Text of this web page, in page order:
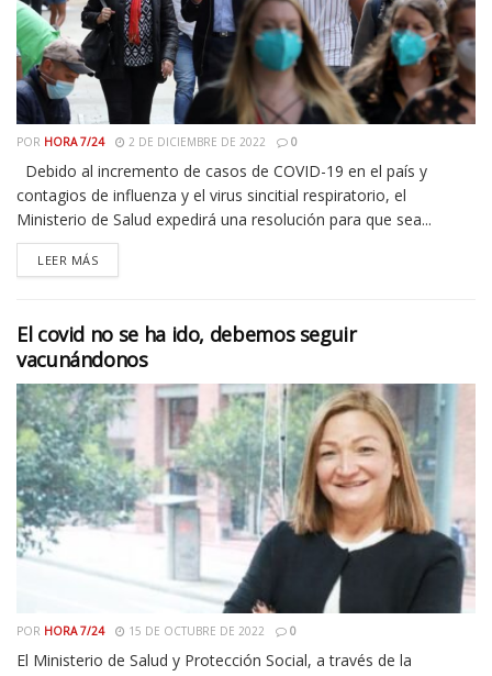
POR HORA 7/24 2 DE DICIEMBRE DE 2022 0
Debido al incremento de casos de COVID-19 en el país y
contagios de influenza y el virus sincitial respiratorio, el
Ministerio de Salud expedirá una resolución para que sea...
LEER MÁS
El covid no se ha ido, debemos seguir
vacunándonos
POR HORA 7/24 15 DE OCTUBRE DE 2022 0
El Ministerio de Salud y Protección Social, a través de la